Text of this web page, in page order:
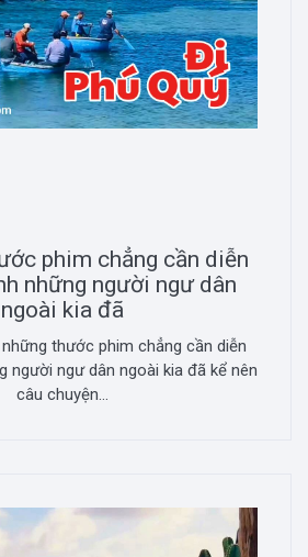
phim chẳng cần diễn
những người ngư dân
ngoài kia đã
thước phim chẳng cần diễn
người ngư dân ngoài kia đã kể nên
câu chuyện...